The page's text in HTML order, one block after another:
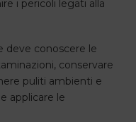
i pericoli legati alla
deve conoscere le
conservare
puliti ambienti e
applicare le